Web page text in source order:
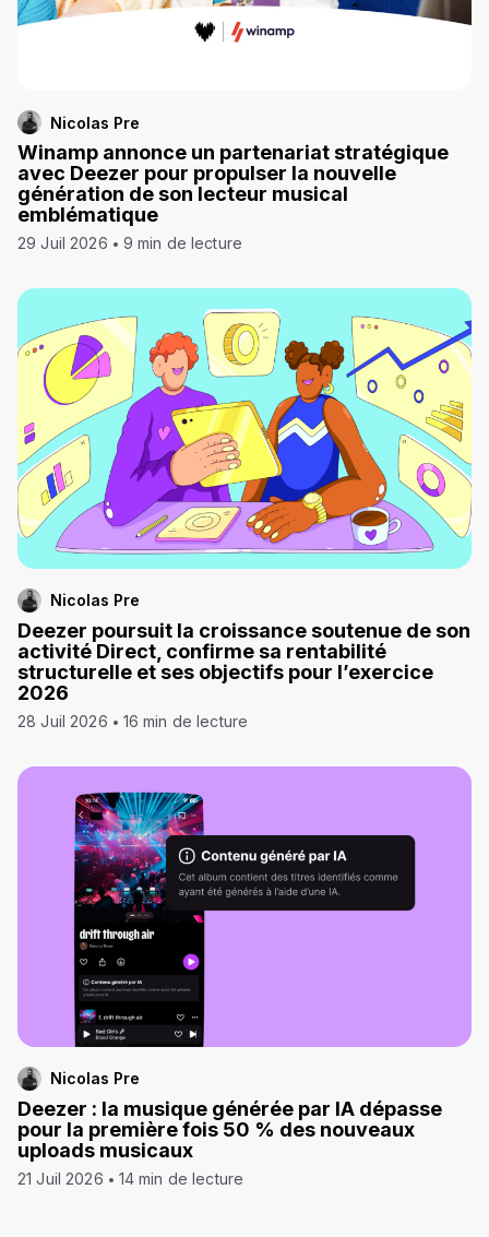
Nicolas Pre
Winamp annonce un partenariat stratégique
avec Deezer pour propulser la nouvelle
génération de son lecteur musical
emblématique
29 Juil 2026 9 min de lecture
Nicolas Pre
Deezer poursuit la croissance soutenue de son
activité Direct, confirme sa rentabilité
structurelle et ses objectifs pour l’exercice
2026
28 Juil 2026 16 min de lecture
Nicolas Pre
Deezer : la musique générée par IA dépasse
pour la première fois 50 % des nouveaux
uploads musicaux
21 Juil 2026 14 min de lecture